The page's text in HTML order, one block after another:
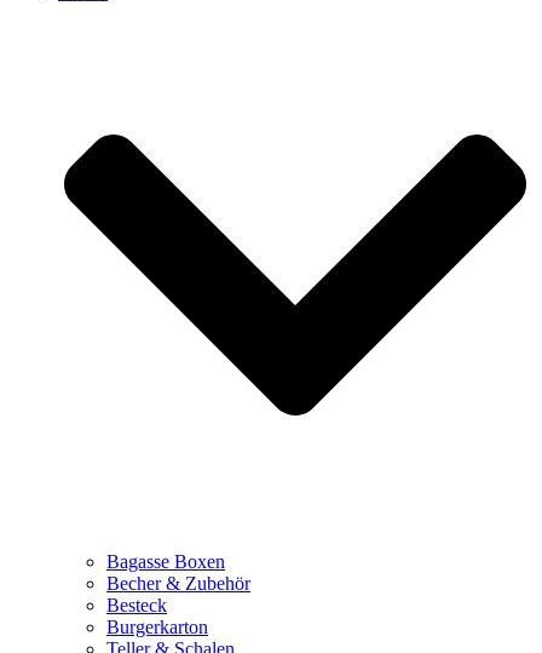
Bagasse Boxen
Becher & Zubehör
Besteck
Burgerkarton